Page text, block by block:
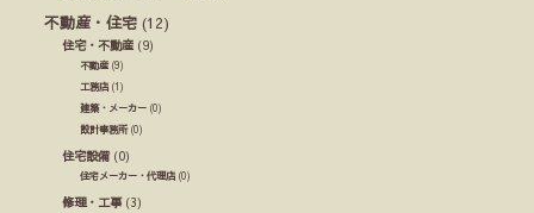
不動産・住宅 (12)
住宅・不動産 (9)
不動産 (9)
工務店 (1)
建築・メーカー (0)
設計事務所(0)
住宅設備(0)
住宅メーカー・代理店 (0)
修理・工事(3)